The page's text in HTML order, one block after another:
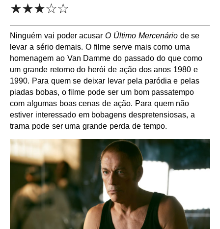
★★★☆☆
Ninguém vai poder acusarO Último Mercenáriode se
levar a sério demais. O filme serve mais como uma
homenagem ao Van Damme do passado do que como
um grande retorno do herói de ação dos anos 1980 e
1990. Para quem se deixar levar pela paródia e pelas
piadas bobas, o filme pode ser um bom passatempo
com algumas boas cenas de ação. Para quem não
estiver interessado em bobagens despretensiosas, a
trama pode ser uma grande perda de tempo.